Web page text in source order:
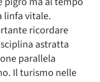
linfa vitale.
ricordare
astratta
parallela
Il turismo nelle